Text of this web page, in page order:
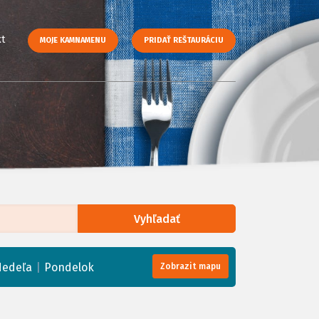
MOJE KAMNAMENU PRIDAŤ REŠTAURÁCIU
Vyhľadať
Pondelok Zobrazit mapu